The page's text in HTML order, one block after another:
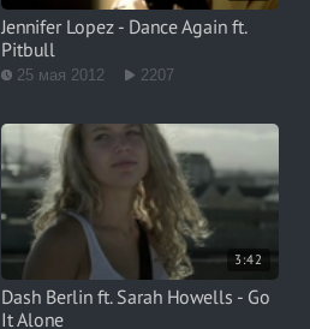
Jennifer Lopez - Dance Again ft.
Pitbull
25 мая 2012 2207
3:42
Dash Berlin ft. Sarah Howells - Go
It Alone